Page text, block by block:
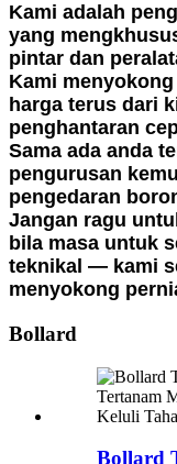
Kami adalah
yang
pintar dan
Kami
harga terus dari
penghantaran
Sama ada anda
pengurusan
pengedaran
Jangan ragu
bila masa untuk
teknikal — kami
menyokong
Bollard
Bollard